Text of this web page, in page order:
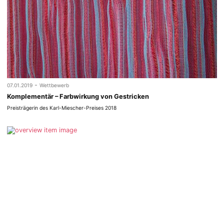
07.01.2019 - Wettbewerb
Komplementär – Farbwirkung von Gestricken
Preisträgerin des Karl-Miescher-Preises 2018